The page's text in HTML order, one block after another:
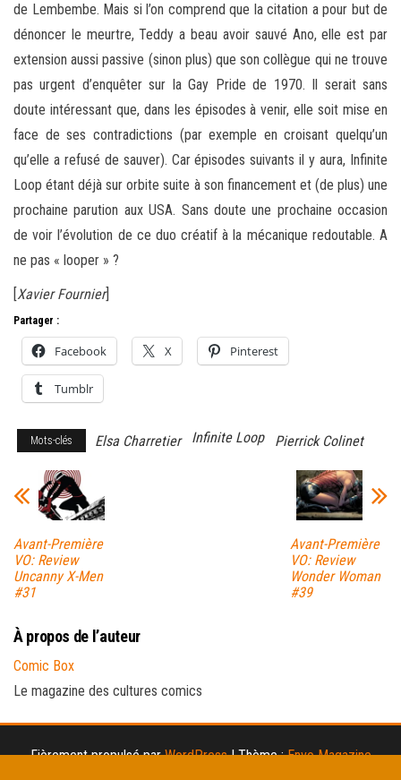
de Lembembe. Mais si l’on comprend que la citation a pour but de
dénoncer le meurtre, Teddy a beau avoir sauvé Ano, elle est par
extension aussi passive (sinon plus) que son collègue qui ne trouve
pas urgent d’enquêter sur la Gay Pride de 1970. Il serait sans
doute intéressant que, dans les épisodes à venir, elle soit mise en
face de ses contradictions (par exemple en croisant quelqu’un
qu’elle a refusé de sauver). Car épisodes suivants il y aura, Infinite
Loop étant déjà sur orbite suite à son financement et (de plus) une
prochaine parution aux USA. Sans doute une prochaine occasion
de voir l’évolution de ce duo créatif à la mécanique redoutable. A
ne pas « looper » ?
[Xavier Fournier]
Partager :
Facebook X Pinterest
Tumblr
Mots-clés Elsa Charretier Infinite Loop Pierrick Colinet
Avant-Première
VO: Review
Uncanny X-Men
#31
Avant-Première
VO: Review
Wonder Woman
#39
À propos de l’auteur
Comic Box
Le magazine des cultures comics
Fièrement propulsé parWordPress |Thème :Envo Magazine